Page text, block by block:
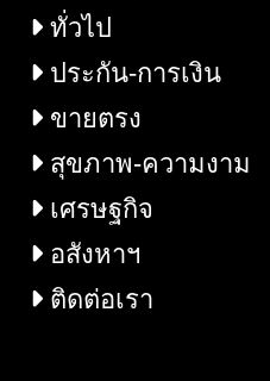
ทั่วไป
ประกัน-การเงิน
ขายตรง
สุขภาพ-ความงาม
เศรษฐกิจ
อสังหาฯ
ติดต่อเรา